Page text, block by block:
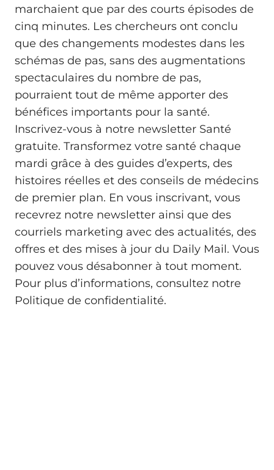
marchaient que par des courts épisodes de
cinq minutes. Les chercheurs ont conclu
que des changements modestes dans les
schémas de pas, sans des augmentations
spectaculaires du nombre de pas,
pourraient tout de même apporter des
bénéfices importants pour la santé.
Inscrivez-vous à notre newsletter Santé
gratuite. Transformez votre santé chaque
mardi grâce à des guides d’experts, des
histoires réelles et des conseils de médecins
de premier plan. En vous inscrivant, vous
recevrez notre newsletter ainsi que des
courriels marketing avec des actualités, des
offres et des mises à jour du Daily Mail. Vous
pouvez vous désabonner à tout moment.
Pour plus d’informations, consultez notre
Politique de confidentialité.